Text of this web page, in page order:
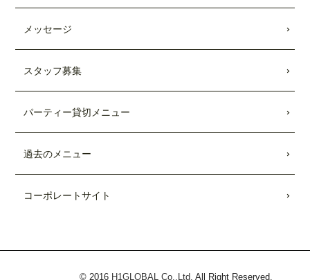
2021.08.28
Showroomのコラボメニューが発売されま
した。
2021.01.25
バーガー宅配セット
2021.01.22
日本テレビ「every.」にて、TEDDY'S BI
バーガー宅配セット
GGER BURGERSが紹介されました。
メッセージ
スタッフ募集
パーティー貸切メニュー
過去のメニュー
コーポレートサイト
© 2016 H1GLOBAL Co.,Ltd. All Right Reserved.